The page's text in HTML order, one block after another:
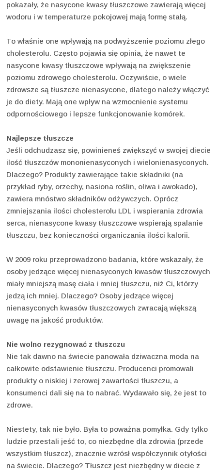
pokazały, że nasycone kwasy tłuszczowe zawierają więcej
wodoru i w temperaturze pokojowej mają formę stałą.
To właśnie one wpływają na podwyższenie poziomu złego
cholesterolu. Często pojawia się opinia, że nawet te
nasycone kwasy tłuszczowe wpływają na zwiększenie
poziomu zdrowego cholesterolu. Oczywiście, o wiele
zdrowsze są tłuszcze nienasycone, dlatego należy włączyć
je do diety. Mają one wpływ na wzmocnienie systemu
odpornościowego i lepsze funkcjonowanie komórek.
Najlepsze tłuszcze
Jeśli odchudzasz się, powinieneś zwiększyć w swojej diecie
ilość tłuszczów mononienasyconych i wielonienasyconych.
Dlaczego? Produkty zawierające takie składniki (na
przykład ryby, orzechy, nasiona roślin, oliwa i awokado),
zawiera mnóstwo składników odżywczych. Oprócz
zmniejszania ilości cholesterolu LDL i wspierania zdrowia
serca, nienasycone kwasy tłuszczowe wspierają spalanie
tłuszczu, bez konieczności organiczania ilości kalorii.
W 2009 roku przeprowadzono badania, które wskazały, że
osoby jedzące więcej nienasyconych kwasów tłuszczowych
miały mniejszą masę ciała i mniej tłuszczu, niż Ci, którzy
jedzą ich mniej. Dlaczego? Osoby jedzące więcej
nienasyconych kwasów tłuszczowych zwracają większą
uwagę na jakość produktów.
Nie wolno rezygnować z tłuszczu
Nie tak dawno na świecie panowała dziwaczna moda na
całkowite odstawienie tłuszczu. Producenci promowali
produkty o niskiej i zerowej zawartości tłuszczu, a
konsumenci dali się na to nabrać. Wydawało się, że jest to
zdrowe.
Niestety, tak nie było. Była to poważna pomyłka. Gdy tylko
ludzie przestali jeść to, co niezbędne dla zdrowia (przede
wszystkim tłuszcz), znacznie wzrósł współczynnik otyłości
na świecie. Dlaczego? Tłuszcz jest niezbędny w diecie z